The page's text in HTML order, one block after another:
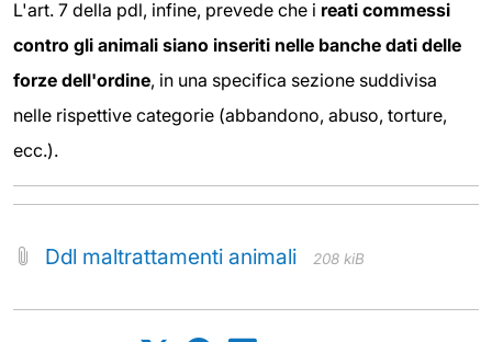
L'art. 7 della pdl, infine, prevede che i reati commessi
contro gli animali siano inseriti nelle banche dati delle
forze dell'ordine, in una specifica sezione suddivisa
nelle rispettive categorie (abbandono, abuso, torture,
ecc.).
Ddl maltrattamenti animali 208 kiB